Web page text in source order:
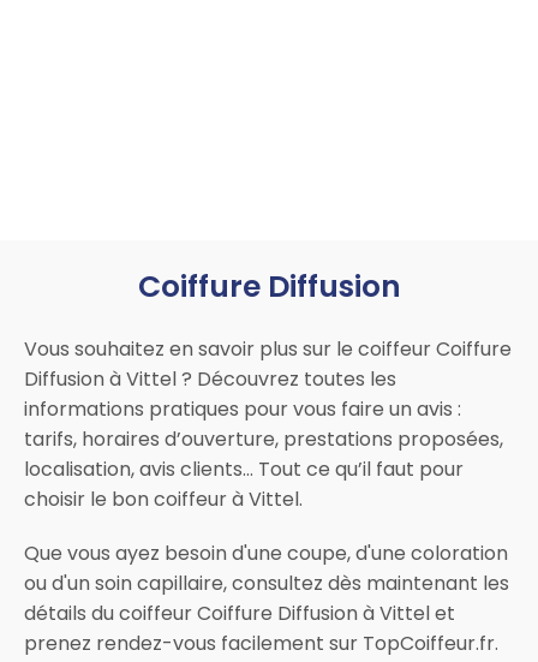
Coiffure Diffusion
Vous souhaitez en savoir plus sur le coiffeur Coiffure
Diffusion à Vittel ? Découvrez toutes les
informations pratiques pour vous faire un avis :
tarifs, horaires d’ouverture, prestations proposées,
localisation, avis clients… Tout ce qu’il faut pour
choisir le bon coiffeur à Vittel.
Que vous ayez besoin d'une coupe, d'une coloration
ou d'un soin capillaire, consultez dès maintenant les
détails du coiffeur Coiffure Diffusion à Vittel et
prenez rendez-vous facilement sur TopCoiffeur.fr.